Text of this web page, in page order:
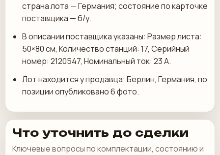
страна лота — Германия; состояние по карточке
поставщика — б/у.
В описании поставщика указаны: Размер листа:
50×80 см, Количество станций: 17, Серийный
номер: 2120547, Номинальный ток: 23 А.
Лот находится у продавца: Берлин, Германия, по
позиции опубликовано 6 фото.
Что уточнить до сделки
Ключевые вопросы по комплектации, состоянию и